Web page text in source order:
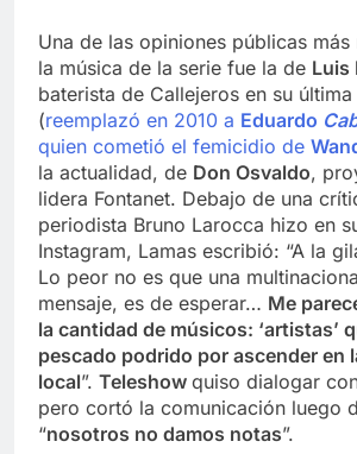
Una de las opiniones públicas
la música de la serie fue la de Luis
baterista de Callejeros en su última
(reemplazó en 2010 a Eduardo
quien cometió el femicidio de
la actualidad, de Don Osvaldo,
lidera Fontanet. Debajo de una
periodista Bruno Larocca hizo en
Instagram, Lamas escribió: “A la
Lo peor no es que una
mensaje, es de esperar… Me
la cantidad de músicos: ‘artistas’
pescado podrido por ascender en
local”. Teleshow quiso dialogar
pero cortó la comunicación luego
“nosotros no damos notas”.